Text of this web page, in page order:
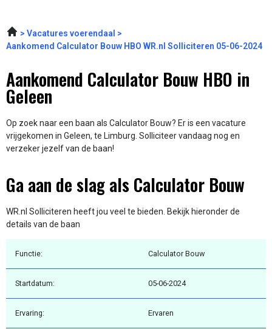
Vacatures voerendaal
Aankomend Calculator Bouw HBO WR.nl Solliciteren 05-06-2024
Aankomend Calculator Bouw HBO in
Geleen
Op zoek naar een baan als Calculator Bouw? Er is een vacature
vrijgekomen in Geleen, te Limburg. Solliciteer vandaag nog en
verzeker jezelf van de baan!
Ga aan de slag als Calculator Bouw
WR.nl Solliciteren heeft jou veel te bieden. Bekijk hieronder de
details van de baan
Functie: Calculator Bouw
Startdatum: 05-06-2024
Ervaring: Ervaren